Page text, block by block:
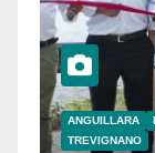
ANGUILLARA
TREVIGNANO